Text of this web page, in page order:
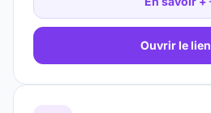
Ouvrir le lien